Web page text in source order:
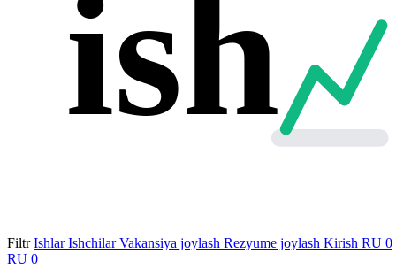
ish
Filtr Ishlar Ishchilar Vakansiya joylash Rezyume joylash Kirish RU 0
RU 0